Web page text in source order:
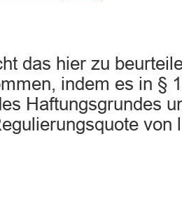
das hier zu
indem es in §
Haftungsgrundes
von